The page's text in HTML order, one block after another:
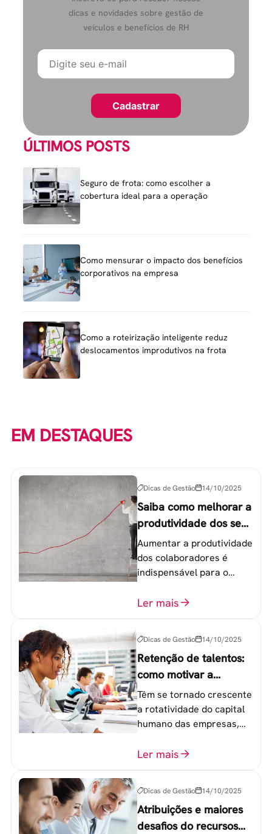
dicas e novidades sobre gestão de
veículos e benefícios de RH
ÚLTIMOS POSTS
Seguro de frota: como escolher a
cobertura ideal para a operação
Como mensurar o impacto dos benefícios
corporativos na empresa
Como a roteirização inteligente reduz
deslocamentos improdutivos na frota
EM DESTAQUES
Dicas de Gestão 14/10/2025
Saiba como melhorar a
produtividade dos seus
colaboradores
Aumentar a produtividade
dos colaboradores é
indispensável para o
equipe de trabalho. 6
Ler mais
Dicas de Gestão 14/10/2025
Retenção de talentos:
como motivar a
geração Y nas
empresas?
Têm se tornado crescente
a rotatividade do capital
humano das empresas,
colaboradores na faixa de
Ler mais
Dicas de Gestão 14/10/2025
Atribuições e maiores
desafios do recursos